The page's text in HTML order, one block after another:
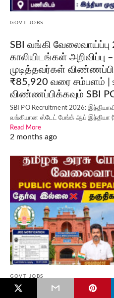
GOVT JOBS
SBI வங்கி வேலைவாய்ப்பு
காலியிடங்கள் அறிவிப்பு
முடித்தவர்கள்
₹85,920 வரை சம்பளம் |
விண்ணப்பிக்கவும் SBI
SBI PO Recruitment 2026:
வங்கியான ஸ்டேட் பேங்க் ஆப் இந்தியா
Read More
2 months ago
GOVT JOBS